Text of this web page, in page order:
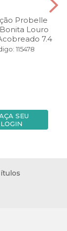
Probelle
Louro
7.4
115478
SEU
LOGIN